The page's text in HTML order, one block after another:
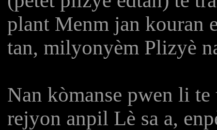
plant Menm jan kouran
tan, milyonyèm Plizyè
Nan kòmanse pwen li
rejyon anpil Lè sa a,